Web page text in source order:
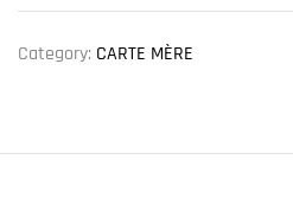
Category: CARTE MÈRE